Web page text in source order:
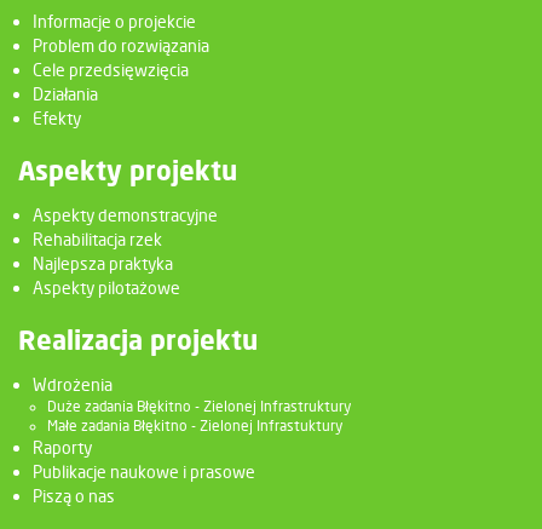
Informacje o projekcie
Problem do rozwiązania
Cele przedsięwzięcia
Działania
Efekty
Aspekty projektu
Aspekty demonstracyjne
Rehabilitacja rzek
Najlepsza praktyka
Aspekty pilotażowe
Realizacja projektu
Wdrożenia
Duże zadania Błękitno - Zielonej Infrastruktury
Małe zadania Błękitno - Zielonej Infrastuktury
Raporty
Publikacje naukowe i prasowe
Piszą o nas